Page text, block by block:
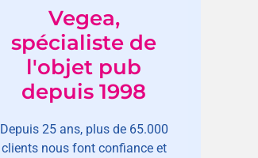
Vegea,
spécialiste de
l'objet pub
depuis 1998
Depuis 25 ans, plus de 65.000
clients nous font confiance et